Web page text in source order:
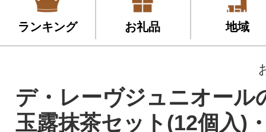
ランキング お礼品 地域
デ・レーヴジュニオー
玉露抹茶セット(12個入)